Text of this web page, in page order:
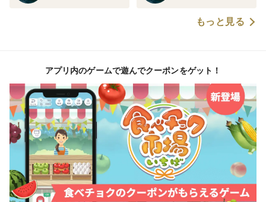
もっと見る
アプリ内のゲームで遊んでクーポンをゲット！